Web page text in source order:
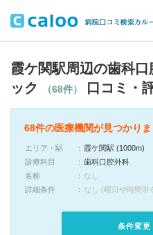
霞ケ関駅周辺の歯科
ック
（68件） 口コミ・
68件の医療機関が見つかりま
エリア・駅
霞ケ関駅 (1000m)
診療科目
歯科口腔外科
名称
なし
詳細条件
なし (曜日や時間帯
条件変更